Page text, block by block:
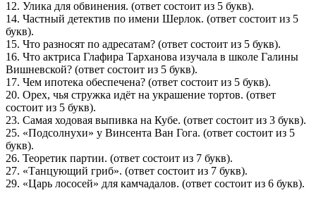
12. Улика для обвинения. (ответ состоит из 5 букв).
14. Частный детектив по имени Шерлок. (ответ состоит из 5
букв).
15. Что разносят по адресатам? (ответ состоит из 5 букв).
16. Что актриса Глафира Тарханова изучала в школе Галины
Вишневской? (ответ состоит из 5 букв).
17. Чем ипотека обеспечена? (ответ состоит из 5 букв).
20. Орех, чья стружка идёт на украшение тортов. (ответ
состоит из 5 букв).
23. Самая ходовая выпивка на Кубе. (ответ состоит из 3 букв).
25. «Подсолнухи» у Винсента Ван Гога. (ответ состоит из 5
букв).
26. Теоретик партии. (ответ состоит из 7 букв).
27. «Танцующий гриб». (ответ состоит из 7 букв).
29. «Царь лососей» для камчадалов. (ответ состоит из 6 букв).